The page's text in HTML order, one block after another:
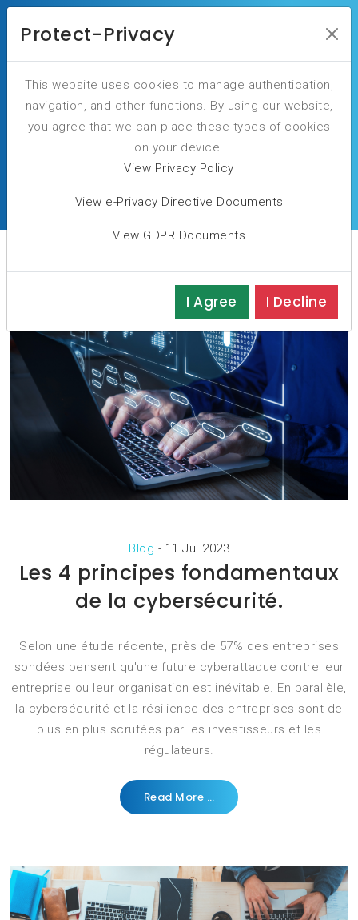
Our Blog
Blog - 11 Jul 2023
Les 4 principes fondamentaux
de la cybersécurité.
Selon une étude récente, près de 57% des entreprises
sondées pensent qu'une future cyberattaque contre leur
entreprise ou leur organisation est inévitable. En parallèle,
la cybersécurité et la résilience des entreprises sont de
plus en plus scrutées par les investisseurs et les
régulateurs.
Read More …
Protect-Privacy
This website uses cookies to manage authentication,
navigation, and other functions. By using our website,
you agree that we can place these types of cookies
on your device.
View Privacy Policy
View e-Privacy Directive Documents
View GDPR Documents
I Agree I Decline